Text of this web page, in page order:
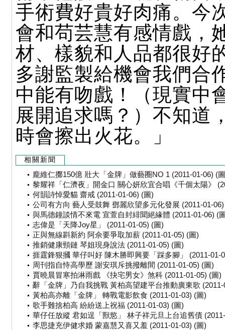
手術費好貴好肉痛。今
會和苟芸慧有感情戲，
材、樣貌和人品都很好
多謝監製給機會我們合
中能有吻戲！（現實中
展開追求嗎？）不知道
時會擦出火花。」
相關新聞
龐維仁擲150億 壯大「金牌」做藝圈NO 1 (2011-01-06) (
黎耀祥「仁濟夜」開金口 關心妍欣宜合唱《千個太陽》
何韻詩悼愛貓 齋戒 (2011-01-06) (圖)
公司有方向 藝人受鼓舞 鄧麗欣望多元化發展 (2011-01-
與馬德鐘談情不來電 宣萱自封緋聞絕緣體 (2011-01-06) (
志偉是「天降Joy星」 (2011-01-05) (圖)
正與無線斟新約 阿佘要爭取加薪 (2011-01-05) (圖)
推銷健康頸鏈 琴姐現身說法 (2011-01-05) (圖)
捱霆鋒狠摑 華仔叫好 陳木勝即興要「踩多腳」 (2011-01-
周刊指自恃高學歷 謝安琪斥挑撥離間 (2011-01-05) (圖)
賈曉晨冒寒拍淋雨戲 《抉宅男女》煞科 (2011-01-05) (圖)
辭「金牌」乃自我挑戰 黃柏高望建平台推動廣東歌 (2011-
黃柏高亦離「金牌」 轉戰電影飲食 (2011-01-03) (圖)
歌手難捨柏高 紛紛送上祝福 (2011-01-03) (圖)
華仔任放縱 君如逞「獸慾」 林子祥元旦上台追舊債
李思捷充伊健求婚 蒙嘉慧又喜又羞 (2011-01-03) (圖)